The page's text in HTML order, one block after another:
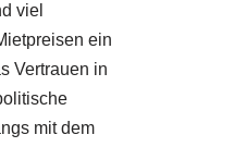
viel
ein
Vertrauen in
mit dem